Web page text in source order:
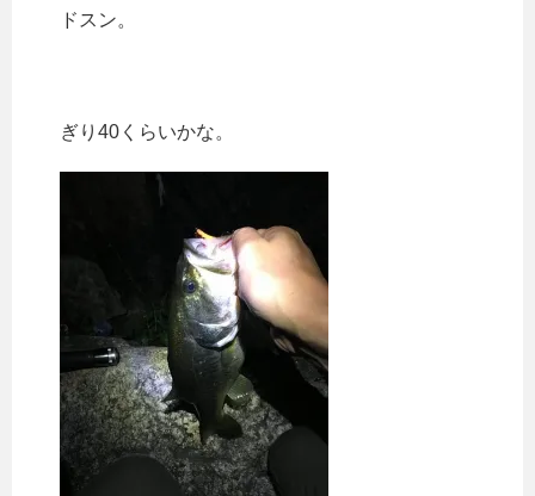
ドスン。
ぎり40くらいかな。